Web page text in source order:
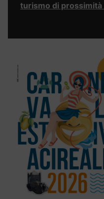
turismo di prossimità